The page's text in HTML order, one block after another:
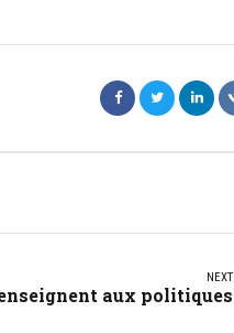
NEXT
aux politiques